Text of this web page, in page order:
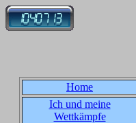
Home
Ich und meine
Wettkämpfe